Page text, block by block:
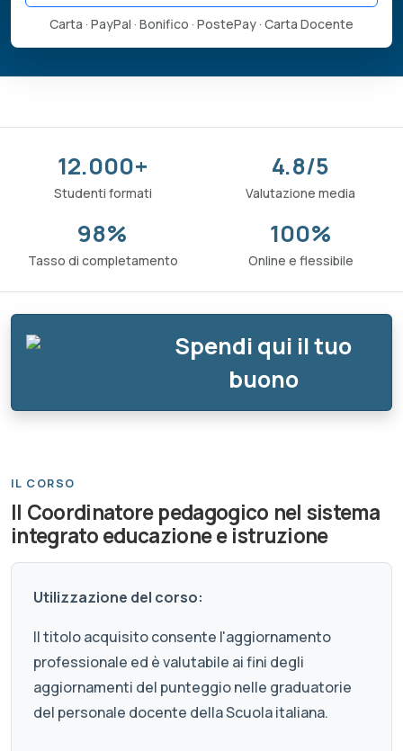
Carta · PayPal · Bonifico · PostePay · Carta Docente
12.000+
Studenti formati
4.8/5
Valutazione media
98%
Tasso di completamento
100%
Online e flessibile
Spendi qui il tuo
buono
IL CORSO
Il Coordinatore pedagogico nel sistema
integrato educazione e istruzione
Utilizzazione del corso:
Il titolo acquisito consente l'aggiornamento
professionale ed è valutabile ai fini degli
aggiornamenti del punteggio nelle graduatorie
del personale docente della Scuola italiana.